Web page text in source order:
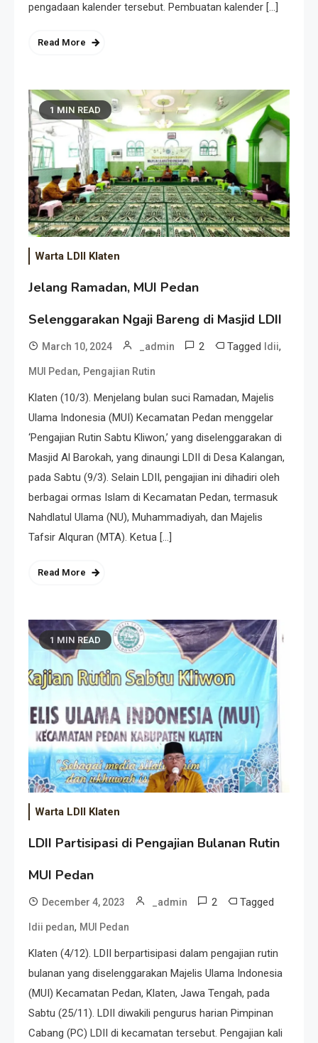
pengadaan kalender tersebut. Pembuatan kalender […]
Read More
1 MIN READ
Warta LDII Klaten
Jelang Ramadan, MUI Pedan
Selenggarakan Ngaji Bareng di Masjid LDII
March 10, 2024 _admin 2 Tagged ldii,
MUI Pedan, Pengajian Rutin
Klaten (10/3). Menjelang bulan suci Ramadan, Majelis
Ulama Indonesia (MUI) Kecamatan Pedan menggelar
‘Pengajian Rutin Sabtu Kliwon,’ yang diselenggarakan di
Masjid Al Barokah, yang dinaungi LDII di Desa Kalangan,
pada Sabtu (9/3). Selain LDII, pengajian ini dihadiri oleh
berbagai ormas Islam di Kecamatan Pedan, termasuk
Nahdlatul Ulama (NU), Muhammadiyah, dan Majelis
Tafsir Alquran (MTA). Ketua […]
Read More
1 MIN READ
Warta LDII Klaten
LDII Partisipasi di Pengajian Bulanan Rutin
MUI Pedan
December 4, 2023 _admin 2 Tagged
ldii pedan, MUI Pedan
Klaten (4/12). LDII berpartisipasi dalam pengajian rutin
bulanan yang diselenggarakan Majelis Ulama Indonesia
(MUI) Kecamatan Pedan, Klaten, Jawa Tengah, pada
Sabtu (25/11). LDII diwakili pengurus harian Pimpinan
Cabang (PC) LDII di kecamatan tersebut. Pengajian kali